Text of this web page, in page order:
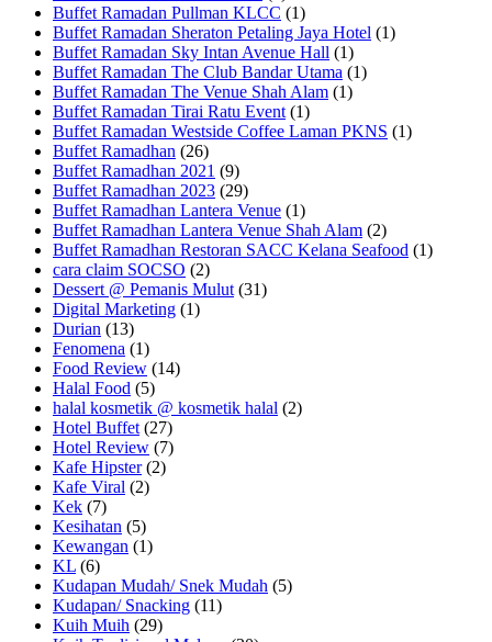
Buffet Ramadan Pullman KLCC (1)
Buffet Ramadan Sheraton Petaling Jaya Hotel (1)
Buffet Ramadan Sky Intan Avenue Hall (1)
Buffet Ramadan The Club Bandar Utama (1)
Buffet Ramadan The Venue Shah Alam (1)
Buffet Ramadan Tirai Ratu Event (1)
Buffet Ramadan Westside Coffee Laman PKNS (1)
Buffet Ramadhan (26)
Buffet Ramadhan 2021 (9)
Buffet Ramadhan 2023 (29)
Buffet Ramadhan Lantera Venue (1)
Buffet Ramadhan Lantera Venue Shah Alam (2)
Buffet Ramadhan Restoran SACC Kelana Seafood (1)
cara claim SOCSO (2)
Dessert @ Pemanis Mulut (31)
Digital Marketing (1)
Durian (13)
Fenomena (1)
Food Review (14)
Halal Food (5)
halal kosmetik @ kosmetik halal (2)
Hotel Buffet (27)
Hotel Review (7)
Kafe Hipster(2)
Kafe Viral (2)
Kek (7)
Kesihatan (5)
Kewangan (1)
KL (6)
Kudapan Mudah/ Snek Mudah (5)
Kudapan/ Snacking (11)
Kuih Muih (29)